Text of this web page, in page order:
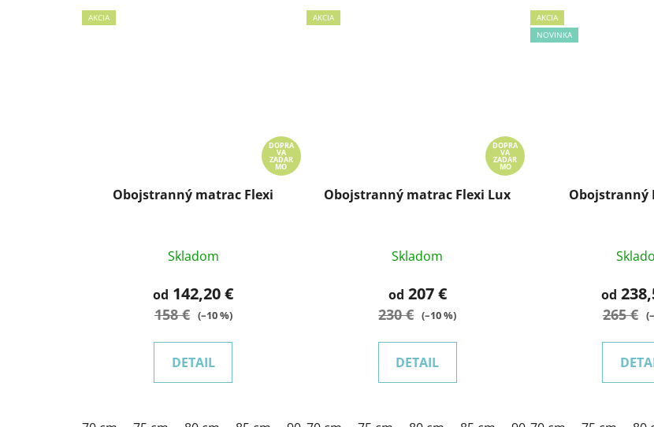
AKCIA
DOPRA
VA
ZADAR
MO
Obojstranný matrac Flexi
Skladom
od 142,20 €
158 € (–10 %)
DETAIL
AKCIA
DOPRA
VA
ZADAR
MO
Obojstranný matrac Flexi Lux
Skladom
od 207 €
230 € (–10 %)
DETAIL
AKCIA
NOVINKA
Obojstranný
od
265 €